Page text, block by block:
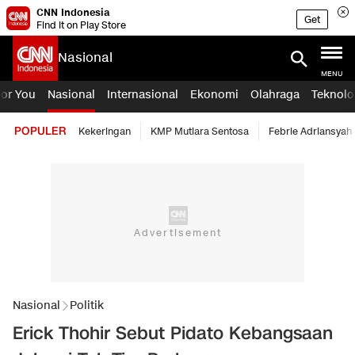
CNN Indonesia
Find it on Play Store
Get
Nasional
MENU
You Nasional Internasional Ekonomi Olahraga
POPULER Kekeringan KMP Mutiara Sentosa Febrie Adriansyah
Nasional Politik
Erick Thohir Sebut Pidato Kebangsaan